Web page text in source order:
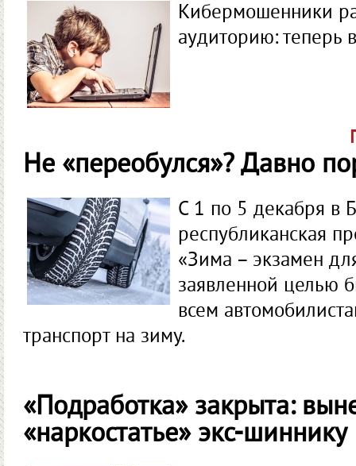
Кибермошенники
аудиторию: теперь
Не «переобулся»? Давно
С 1 по 5 декабря в
республиканская
«Зима – экзамен
заявленной целью
всем
транспорт на зиму.
«Подработка» закрыта:
«наркостатье» экс-шиннику